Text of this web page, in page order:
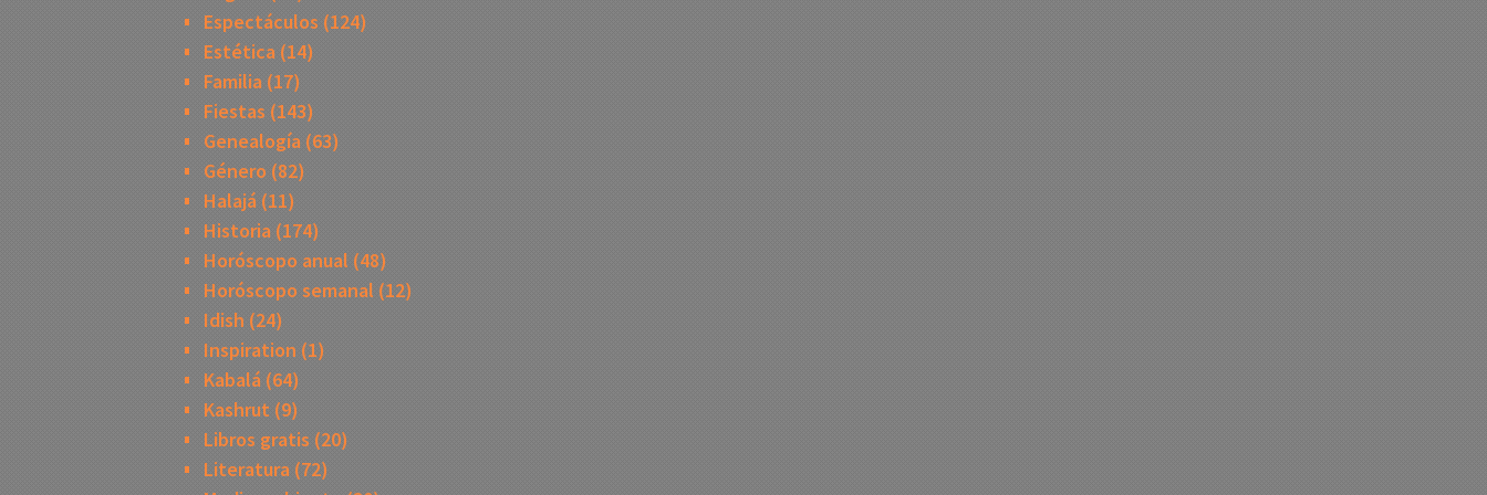
Espectáculos (124)
Estética (14)
Familia (17)
Fiestas (143)
Genealogía (63)
Género (82)
Halajá (11)
Historia (174)
Horóscopo anual (48)
Horóscopo semanal (12)
Idish (24)
Inspiration (1)
Kabalá (64)
Kashrut (9)
Libros gratis (20)
Literatura (72)